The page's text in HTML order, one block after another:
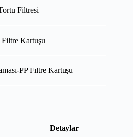
Filtresi
Filtre Kartuşu
PP Filtre Kartuşu
Detaylar